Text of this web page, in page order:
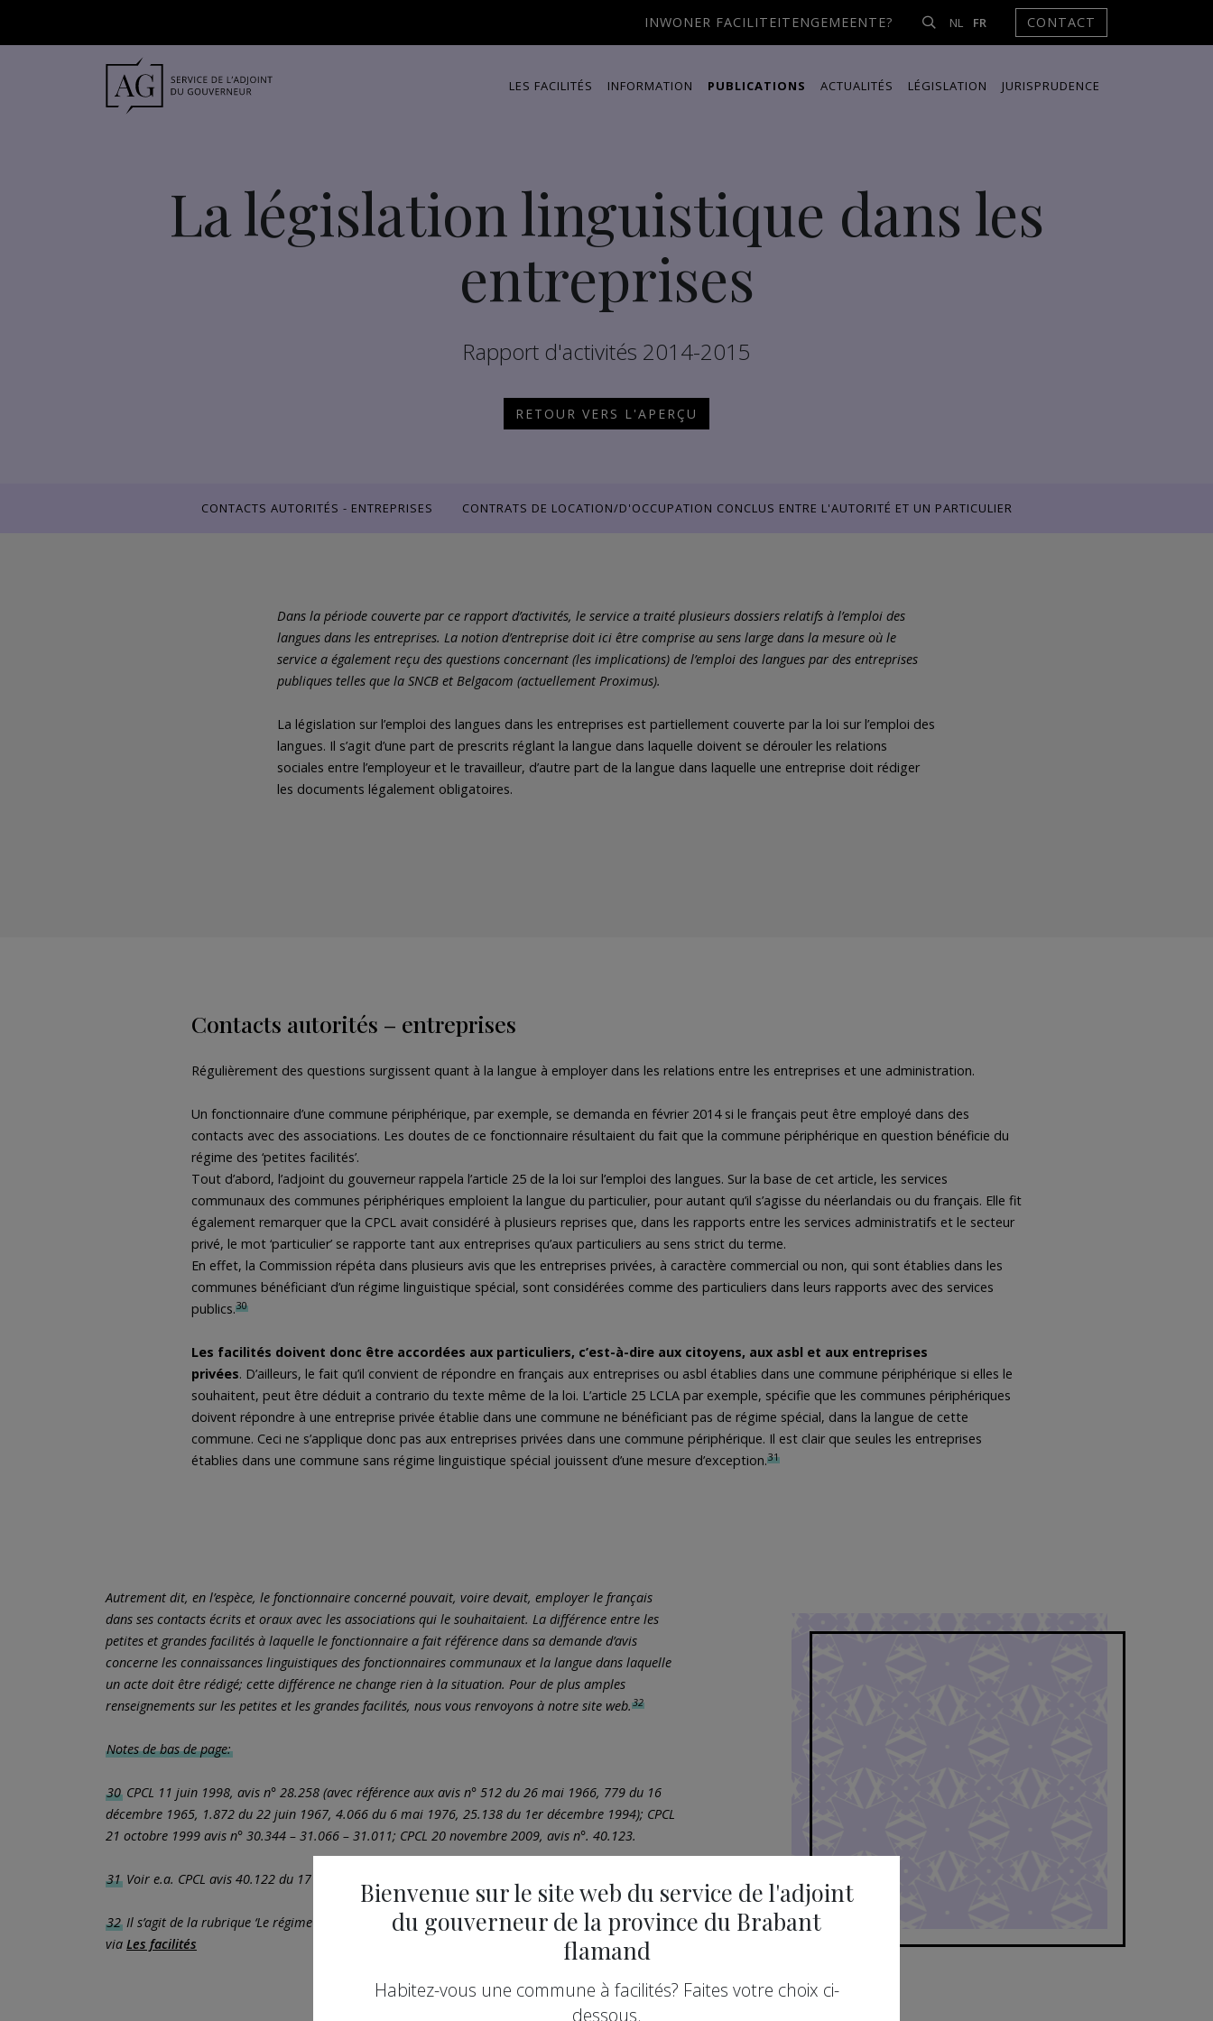
INWONER FACILITEITENGEMEENTE? NL FR CONTACT
LES FACILITÉS INFORMATION PUBLICATIONS ACTUALITÉS LÉGISLATION JURISPRUDENCE
La législation linguistique dans les
entreprises
Rapport d'activités 2014-2015
RETOUR VERS L'APERÇU
CONTACTS AUTORITÉS - ENTREPRISES CONTRATS DE LOCATION/D'OCCUPATION CONCLUS ENTRE L'AUTORITÉ ET UN PARTICULIER
Dans la période couverte par ce rapport d’activités, le service a traité plusieurs dossiers relatifs à l’emploi des
langues dans les entreprises. La notion d’entreprise doit ici être comprise au sens large dans la mesure où le
service a également reçu des questions concernant (les implications) de l’emploi des langues par des entreprises
publiques telles que la SNCB et Belgacom (actuellement Proximus).
La législation sur l’emploi des langues dans les entreprises est partiellement couverte par la loi sur l’emploi des
langues. Il s’agit d’une part de prescrits réglant la langue dans laquelle doivent se dérouler les relations
sociales entre l’employeur et le travailleur, d’autre part de la langue dans laquelle une entreprise doit rédiger
les documents légalement obligatoires.
Contacts autorités – entreprises
Régulièrement des questions surgissent quant à la langue à employer dans les relations entre les entreprises et une administration.
Un fonctionnaire d’une commune périphérique, par exemple, se demanda en février 2014 si le français peut être employé dans des
contacts avec des associations. Les doutes de ce fonctionnaire résultaient du fait que la commune périphérique en question bénéficie du
régime des ‘petites facilités’.
Tout d’abord, l’adjoint du gouverneur rappela l’article 25 de la loi sur l’emploi des langues. Sur la base de cet article, les services
communaux des communes périphériques emploient la langue du particulier, pour autant qu’il s’agisse du néerlandais ou du français. Elle fit
également remarquer que la CPCL avait considéré à plusieurs reprises que, dans les rapports entre les services administratifs et le secteur
privé, le mot ‘particulier’ se rapporte tant aux entreprises qu’aux particuliers au sens strict du terme.
En effet, la Commission répéta dans plusieurs avis que les entreprises privées, à caractère commercial ou non, qui sont établies dans les
communes bénéficiant d’un régime linguistique spécial, sont considérées comme des particuliers dans leurs rapports avec des services
publics.30
Les facilités doivent donc être accordées aux particuliers, c’est-à-dire aux citoyens, aux asbl et aux entreprises
privées. D’ailleurs, le fait qu’il convient de répondre en français aux entreprises ou asbl établies dans une commune périphérique si elles le
souhaitent, peut être déduit a contrario du texte même de la loi. L’article 25 LCLA par exemple, spécifie que les communes périphériques
doivent répondre à une entreprise privée établie dans une commune ne bénéficiant pas de régime spécial, dans la langue de cette
commune. Ceci ne s’applique donc pas aux entreprises privées dans une commune périphérique. Il est clair que seules les entreprises
établies dans une commune sans régime linguistique spécial jouissent d’une mesure d’exception.31
Autrement dit, en l’espèce, le fonctionnaire concerné pouvait, voire devait, employer le français
dans ses contacts écrits et oraux avec les associations qui le souhaitaient. La différence entre les
petites et grandes facilités à laquelle le fonctionnaire a fait référence dans sa demande d’avis
concerne les connaissances linguistiques des fonctionnaires communaux et la langue dans laquelle
un acte doit être rédigé; cette différence ne change rien à la situation. Pour de plus amples
renseignements sur les petites et les grandes facilités, nous vous renvoyons à notre site web. 32
Notes de bas de page:
30CPCL 11 juin 1998, avis n° 28.258 (avec référence aux avis n° 512 du 26 mai 1966, 779 du 16
décembre 1965, 1.872 du 22 juin 1967, 4.066 du 6 mai 1976, 25.138 du 1er décembre 1994); CPCL
21 octobre 1999 avis n° 30.344 – 31.066 – 31.011; CPCL 20 novembre 2009, avis n°. 40.123.
31Voir e.a. CPCL avis 40.122 du 17 décembre 2010.
32Il s’agit de la rubrique ‘Le régime des facilités dans les communes périphériques’, à consulter
via Les facilités
Bienvenue sur le site web du service de l'adjoint
du gouverneur de la province du Brabant
flamand
Habitez-vous une commune à facilités? Faites votre choix ci-
dessous.